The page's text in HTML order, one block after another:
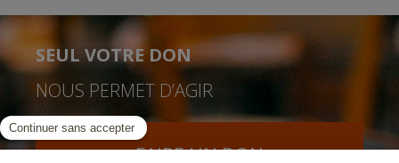
SEUL VOTRE DON
NOUS PERMET D’AGIR
FAIRE UN DON